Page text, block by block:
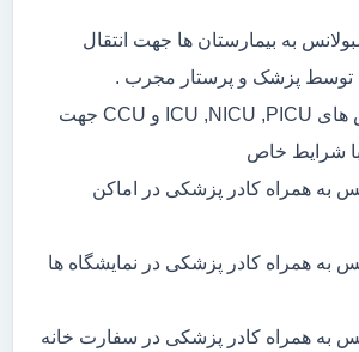
به بیمارستان ها جهت انتقال
توسط پزشک و پرستار مجرب .
اعزام آمبولانس های ICU ,NICU ,PICU و CCU جهت
با شرایط خاص
به همراه کادر پزشکی در اماکن
به همراه کادر پزشکی در نمایشگاه ها
به همراه کادر پزشکی در سفارت خانه